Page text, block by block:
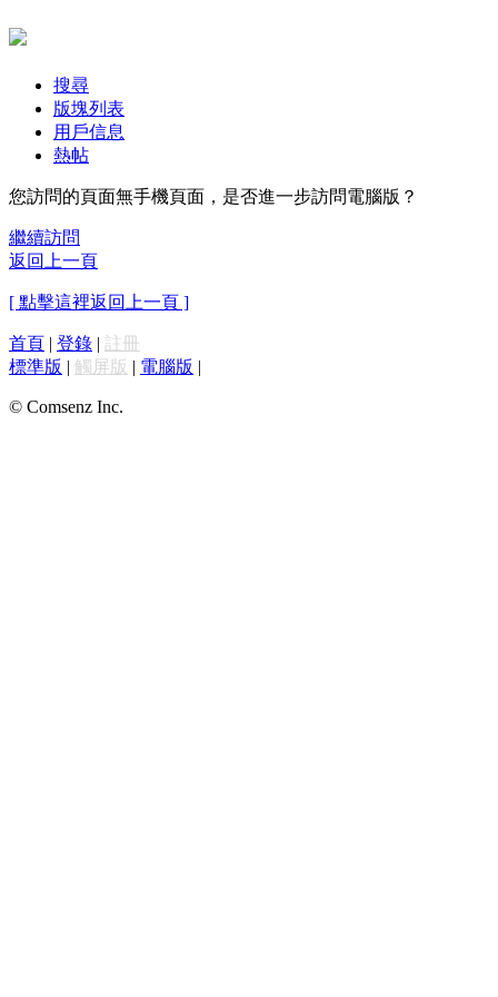
搜尋
版塊列表
用戶信息
熱帖
您訪問的頁面無手機頁面，是否進一步訪問電腦版？
繼續訪問
返回上一頁
[ 點擊這裡返回上一頁 ]
首頁 | 登錄 | 註冊
標準版 | 觸屏版 | 電腦版 |
© Comsenz Inc.